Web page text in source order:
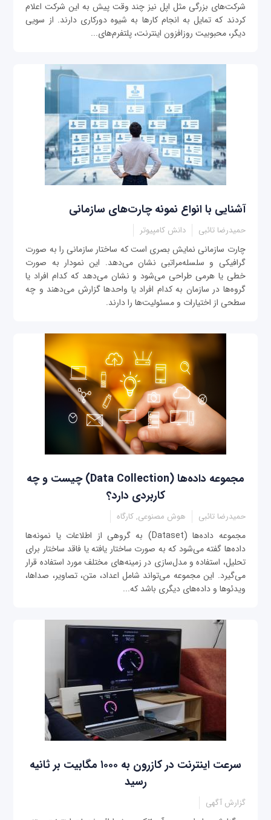
شرکت‌های بزرگی مثل اپل نیز چند وقت پیش به این شرکت اعلام
کردند که تمایل به انجام کارها به شیوه دورکاری دارند.‌ از سویی
دیگر، محبوبیت روزافزون اینترنت، پلتفرم‌های...
آشنایی با انواع نمونه چارت‌های سازمانی
حمیدرضا تائبی دانش کامپیوتر
چارت سازمانی نمایش بصری است که ساختار سازمانی را به صورت
گرافیکی و سلسله‌مراتبی نشان می‌دهد. این نمودار به صورت
خطی یا هرمی طراحی می‌شود و نشان می‌دهد که کدام افراد یا
گروه‌ها در سازمان به کدام افراد یا واحدها گزارش می‌دهند و چه
سطحی از اختیارات و مسئولیت‌ها را دارند.
مجموعه داده‌ها (Data Collection) چیست و چه
کاربردی دارد؟
حمیدرضا تائبی هوش مصنوعی, کارگاه
مجموعه داده‌ها (Dataset) به گروهی از اطلاعات یا نمونه‌ها
داده‌ها گفته می‌شود که به صورت ساختار یافته یا فاقد ‌ساختار برای
تحلیل، استفاده و مدل‌سازی در زمینه‌های مختلف مورد استفاده قرار
می‌گیرد. این مجموعه می‌تواند شامل اعداد، متن، تصاویر، صداها،
ویدئوها و داده‌های دیگری باشد که...
سرعت اینترنت در کازرون به ۱۰۰۰ مگابیت بر ثانیه
رسید
گزارش آگهی